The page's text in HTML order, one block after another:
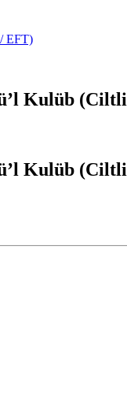
EFT)
Kulüb
Kulüb